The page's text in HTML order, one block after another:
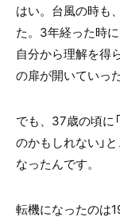
はい。台風の時も
た。3年経った時
自分から理解を得
の扉が開いていっ
でも、37歳の頃に
のかもしれない」
なったんです。
転機になったのは